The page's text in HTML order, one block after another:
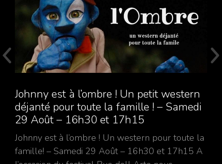
Johnny est à l’ombre ! Un petit western
déjanté pour toute la famille ! – Samedi
29 Août – 16h30 et 17h15
Johnny est à l’ombre ! Un western pour toute la
famille! – Samedi 29 Août – 16h30 et 17h15 A